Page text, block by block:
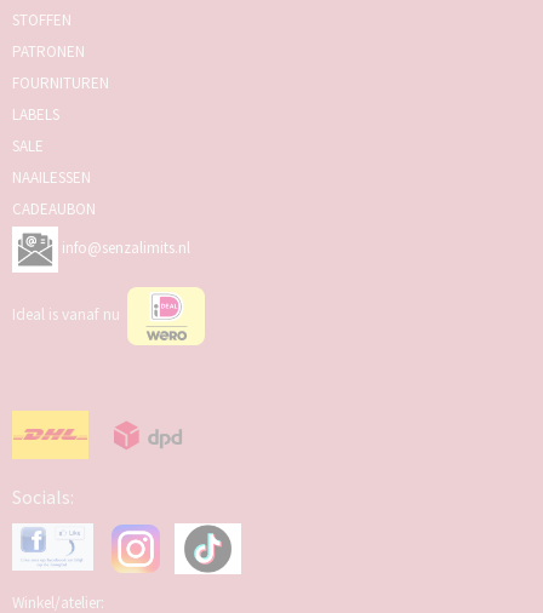
STOFFEN
PATRONEN
FOURNITUREN
LABELS
SALE
NAAILESSEN
CADEAUBON
info@senzalimits.nl
Ideal is vanaf nu
Socials:
Winkel/atelier: